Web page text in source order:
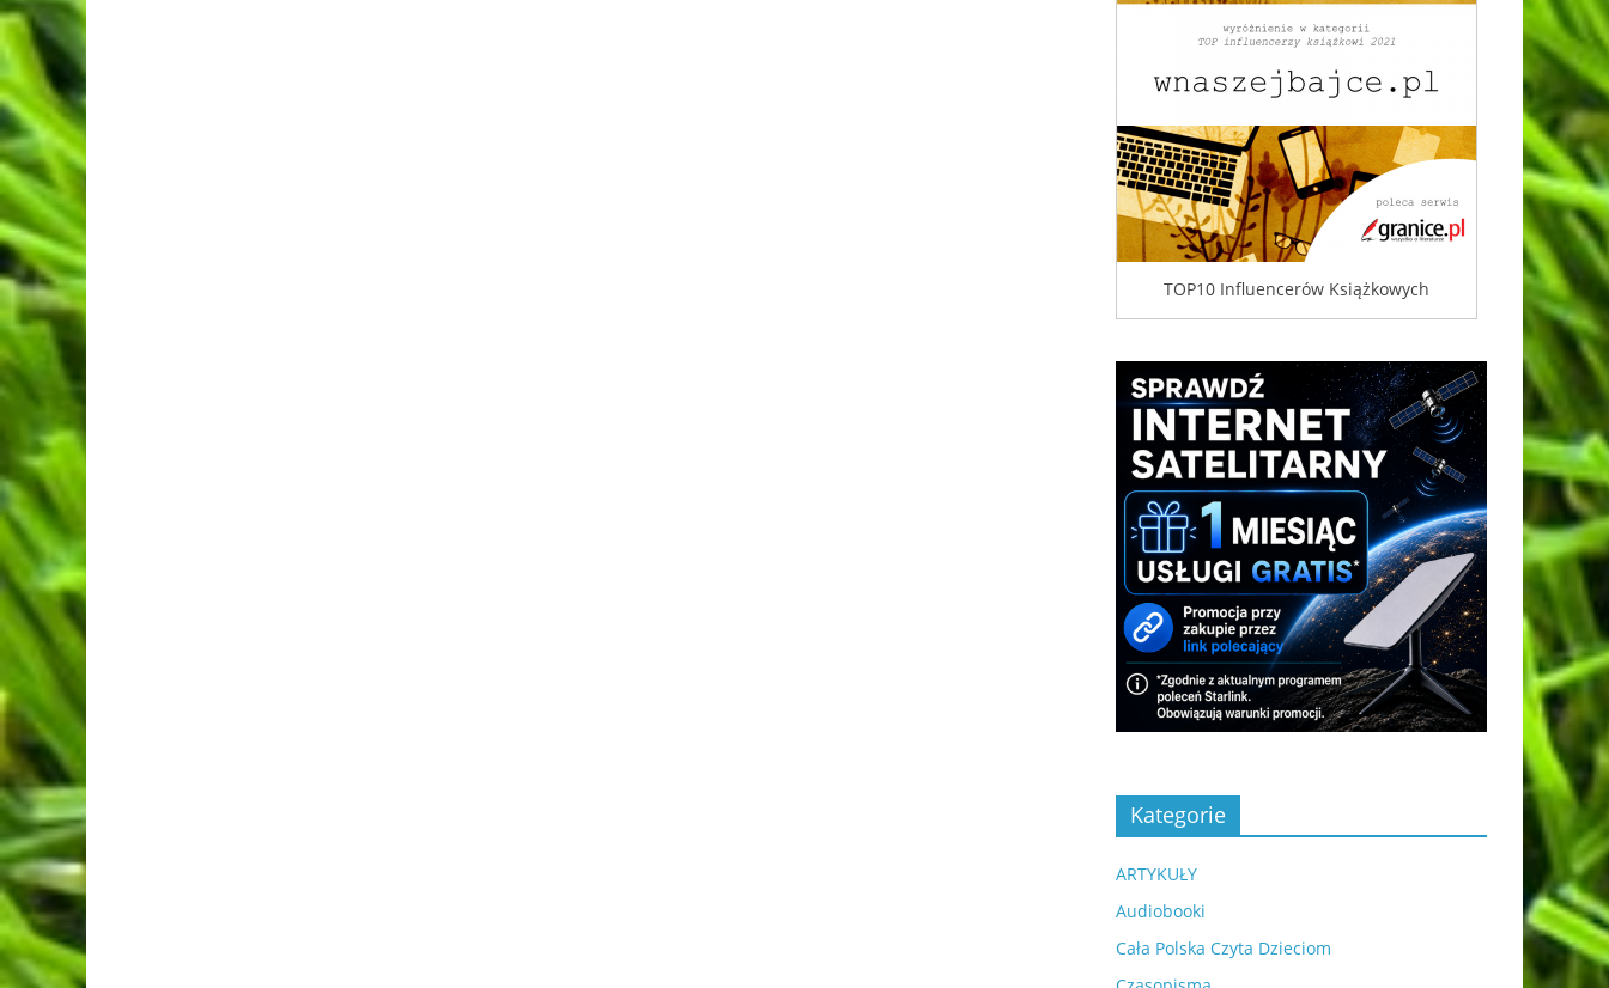
TOP10 Influencerów Książkowych
Kategorie
ARTYKUŁY
Audiobooki
Cała Polska Czyta Dzieciom